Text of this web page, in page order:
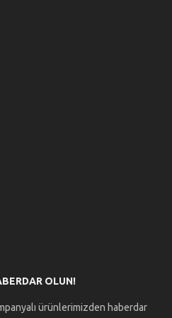
Hava yastığı sisteminin işleyişini
(şanzıman) ile ilgili çeşitli
Gaz kelebeği adaptasyonu ve
ABS (Antilock Brake System), ESP
hem de benzinli motorlar için
eder.
Genel elektrik modülü testi, gövde
OLUN!
ürünlerimizden haberdar